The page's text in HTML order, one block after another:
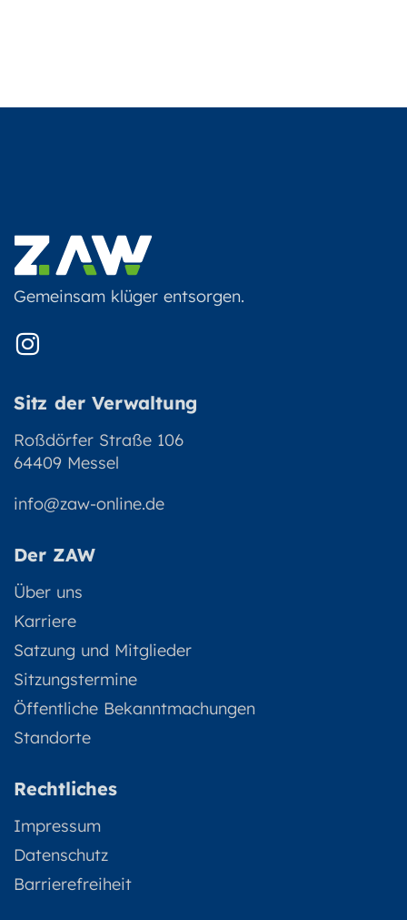
Gemeinsam klüger entsorgen.
Sitz der Verwaltung
Roßdörfer Straße 106
64409 Messel
info@zaw-online.de
Der ZAW
Über uns
Karriere
Satzung und Mitglieder
Sitzungstermine
Öffentliche Bekanntmachungen
Standorte
Rechtliches
Impressum
Datenschutz
Barrierefreiheit